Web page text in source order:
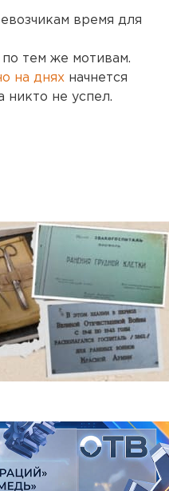
время для
тем же мотивам.
на днях начнется
никто не успел.